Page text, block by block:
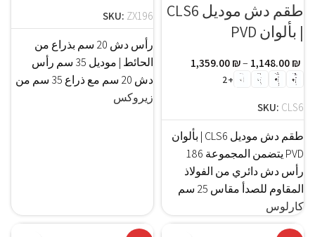
طقم دش موديل CLS6
| بألوان PVD
كارلوس
1,148.00₪
–
1,359.00₪
+2
SKU: CLS6
طقم دش موديل CLS6 | بألوان
PVD يتضمن المجموعة 186
رأس دش دائري من الفولاذ
المقاوم للصدأ مقاس 25 سم
زيروكس
SKU: ZX196
رأس دش 20 سم بذراع من
الحائط | موديل 35 سم رأس
دش 20 سم مع ذراع 35 سم من